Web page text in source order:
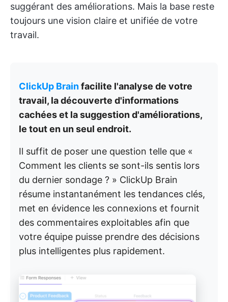
suggérant des améliorations. Mais la base reste
toujours une vision claire et unifiée de votre
travail.
ClickUp Brainfacilite l'analyse de votre
travail, la découverte d'informations
cachées et la suggestion d'améliorations,
le tout en un seul endroit.
Il suffit de poser une question telle que «
Comment les clients se sont-ils sentis lors
du dernier sondage ? » ClickUp Brain
résume instantanément les tendances clés,
met en évidence les connexions et fournit
des commentaires exploitables afin que
votre équipe puisse prendre des décisions
plus intelligentes plus rapidement.